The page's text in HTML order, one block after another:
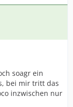
soagr ein
bei mir tritt das
inzwischen nur